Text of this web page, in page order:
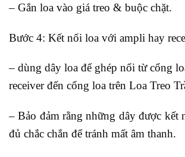
– Gắn loa vào giá treo & buộc chặt.
Bước 4: Kết nối loa với ampli hay
– dùng dây loa để ghép nối từ cổng
receiver đến cổng loa trên Loa Treo
– Bảo đảm rằng những dây được kết
đủ chắc chắn để tránh mất âm thanh.